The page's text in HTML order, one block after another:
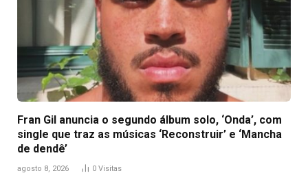
Fran Gil anuncia o segundo álbum solo, ‘Onda’, com
single que traz as músicas ‘Reconstruir’ e ‘Mancha
de dendê’
agosto 8, 2026 0 Visitas